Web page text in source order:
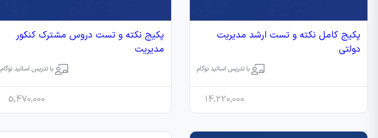
پکیج کامل نکته و تست ارشد مدیریت
دولتی
با تدریس اساتید نوگام
14,220,000
پکیج نکته و تست دروس مشترک کنکور
مدیریت
با تدریس اساتید نوگام
5,470,000